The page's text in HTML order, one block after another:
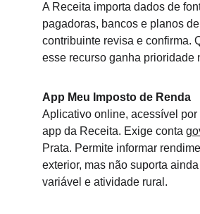
A Receita importa dados de
pagadoras, bancos e planos
contribuinte revisa e confirma.
esse recurso ganha prioridade
App Meu Imposto de Renda
Aplicativo online, acessível por
app da Receita. Exige conta
Prata. Permite informar
exterior, mas não suporta
variável e atividade rural.